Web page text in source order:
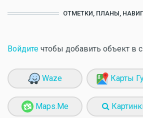
ОТМЕТКИ, ПЛАНЫ,
Войдите чтобы добавить объект в
Waze Карты
Maps.Me